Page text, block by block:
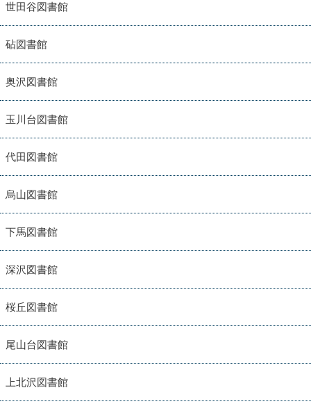
世田谷図書館
砧図書館
奥沢図書館
玉川台図書館
代田図書館
烏山図書館
下馬図書館
深沢図書館
桜丘図書館
尾山台図書館
上北沢図書館